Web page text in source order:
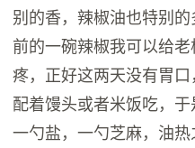
别的香，辣椒油也特别
前的一碗辣椒我可以给
疼，正好这两天没有胃
配着馒头或者米饭吃，于
一勺盐，一勺芝麻，油